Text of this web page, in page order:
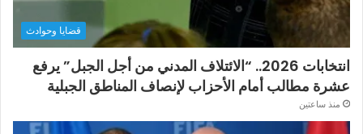
قضايا وحوادث
انتخابات 2026.. “الائتلاف المدني من أجل الجبل” يرفع
عشرة مطالب أمام الأحزاب لإنصاف المناطق الجبلية
منذ ساعتين